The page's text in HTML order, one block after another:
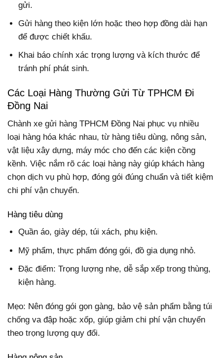
gửi.
Gửi hàng theo kiện lớn hoặc theo hợp đồng dài hạn
để được chiết khấu.
Khai báo chính xác trọng lượng và kích thước để
tránh phí phát sinh.
Các Loại Hàng Thường Gửi Từ TPHCM Đi
Đồng Nai
Chành xe gửi hàng TPHCM Đồng Nai phục vụ nhiều
loại hàng hóa khác nhau, từ hàng tiêu dùng, nông sản,
vật liệu xây dựng, máy móc cho đến các kiện cồng
kềnh. Việc nắm rõ các loại hàng này giúp khách hàng
chọn dịch vụ phù hợp, đóng gói đúng chuẩn và tiết kiệm
chi phí vận chuyển.
Hàng tiêu dùng
Quần áo, giày dép, túi xách, phụ kiện.
Mỹ phẩm, thực phẩm đóng gói, đồ gia dụng nhỏ.
Đặc điểm: Trọng lượng nhẹ, dễ sắp xếp trong thùng,
kiện hàng.
Mẹo: Nên đóng gói gọn gàng, bảo vệ sản phẩm bằng túi
chống va đập hoặc xốp, giúp giảm chi phí vận chuyển
theo trọng lượng quy đổi.